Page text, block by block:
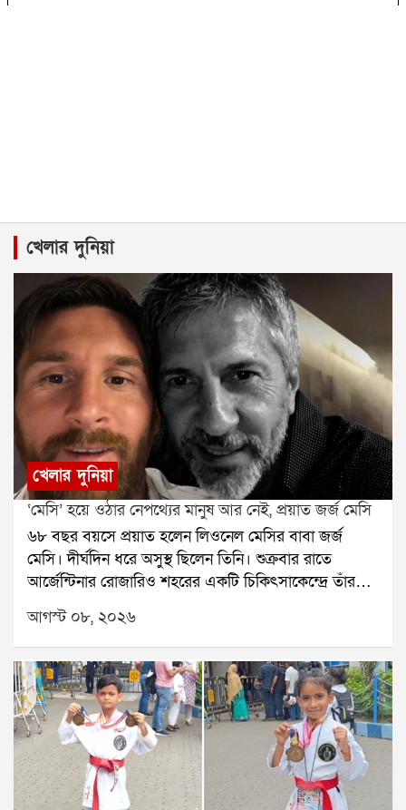
খেলার দুনিয়া
খেলার দুনিয়া
‘মেসি’ হয়ে ওঠার নেপথ্যের মানুষ আর নেই, প্রয়াত জর্জ মেসি
৬৮ বছর বয়সে প্রয়াত হলেন লিওনেল মেসির বাবা জর্জ
মেসি। দীর্ঘদিন ধরে অসুস্থ ছিলেন তিনি। শুক্রবার রাতে
আর্জেন্টিনার রোজারিও শহরের একটি চিকিৎসাকেন্দ্রে তাঁর
মৃত্যু হয়েছে বলে মেসির পরিবারের তরফে নিশ্চিত করা
হয়েছে। তাঁর মৃত্যুতে শোকের ছায়া নেমে এসেছে ফুটবল
মহলেজর্জ মেসি শুধু লিওনেল মেসির বাবা ছিলেন না, ছেলের
দীর্ঘদিনের এজেন্ট ও পরামর্শদাতাও ছিলেন। মেসির
ফুটবলজীবনের শুরু থেকে তাঁর পাশে ছিলেন জর্জ। ছেলের
প্রতিভার উপর আস্থা রেখে ছোটবেলা থেকেই তাঁকে এগিয়ে
নিয়ে যাওয়ার ক্ষেত্রে গুরুত্বপূর্ণ ভূমিকা নিয়েছিলেন তিনি।
রোজারিওতেই ছোটবেলায় ফুটবলের হাতেখড়ি হয়েছিল
মেসির। নিউওয়েলস ওল্ড বয়েজের যুব দলে খেলার সময় তাঁর
আগস্ট ০৮, ২০২৬